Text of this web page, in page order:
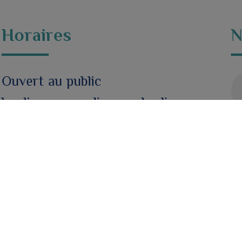
Horaires
Ouvert au public
lundi – mercredi – vendredi